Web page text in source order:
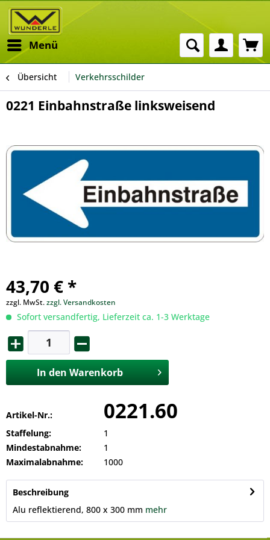
Menü
Übersicht Verkehrsschilder
0221 Einbahnstraße linksweisend
43,70 € *
zzgl. MwSt.zzgl. Versandkosten
Sofort versandfertig, Lieferzeit ca. 1-3 Werktage
In den Warenkorb
Artikel-Nr.: 0221.60
Staffelung:
1
Mindestabnahme:
1
Maximalabnahme:
1000
Beschreibung
Alu reflektierend, 800 x 300 mm mehr